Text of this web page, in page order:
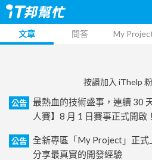
文章 問答 My
按讚加入 iThelp
公告
最熱血的技術盛事，連續 30
人賽】8 月 1 日賽事正式開啟！
公告
全新專區「My Project」正式
分享最真實的開發經驗